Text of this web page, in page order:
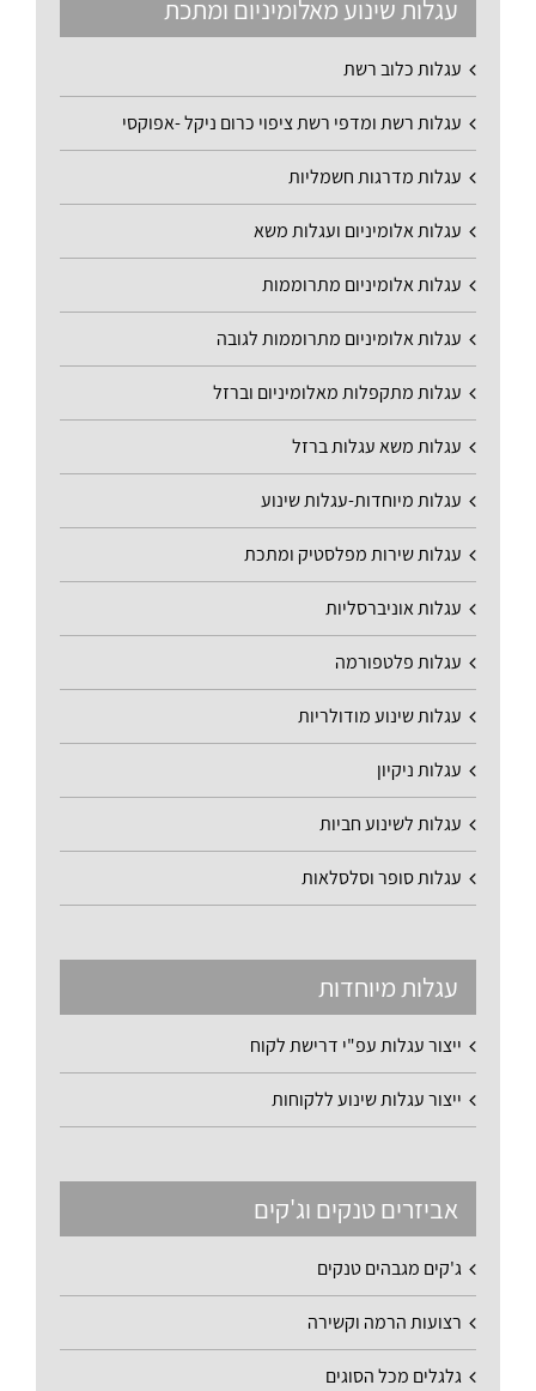
עגלות שינוע מאלומיניום ומתכת
עגלות כלוב רשת
עגלות רשת ומדפי רשת ציפוי כרום ניקל -אפוקסי
עגלות מדרגות חשמליות
עגלות אלומיניום ועגלות משא
עגלות אלומיניום מתרוממות
עגלות אלומיניום מתרוממות לגובה
עגלות מתקפלות מאלומיניום וברזל
עגלות משא עגלות ברזל
עגלות מיוחדות-עגלות שינוע
עגלות שירות מפלסטיק ומתכת
עגלות אוניברסליות
עגלות פלטפורמה
עגלות שינוע מודולריות
עגלות ניקיון
עגלות לשינוע חביות
עגלות סופר וסלסלאות
עגלות מיוחדות
ייצור עגלות עפ"י דרישת לקוח
ייצור עגלות שינוע ללקוחות
אביזרים טנקים וג'קים
ג'קים מגבהים טנקים
רצועות הרמה וקשירה
גלגלים מכל הסוגים